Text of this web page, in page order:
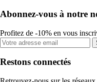
Abonnez-vous à notre
Profitez de -10% en vous
Restons connectés